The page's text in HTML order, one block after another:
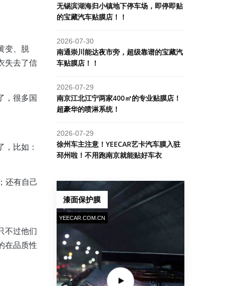
变、脱
失去了信
，很多国
比如：
还有自己
不过他们
在品质性
​无锡滨湖海归小镇地下停车场，即停即贴
的宝藏汽车贴膜店！！
2026-07-30
南通崇川能达夜市旁，超级靠谱的宝藏汽
车贴膜店！！
2026-07-29
南京江北江宁两家400㎡的专业贴膜店！
超豪华的喷淋系统！
2026-07-29
​徐州车主注意！YEECAR艺卡汽车膜入驻
邳州啦！不用跑南京就能贴好车衣
漆面保护膜
YEECAR.COM.CN